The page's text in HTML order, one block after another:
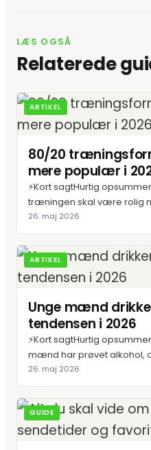
LÆS OGSÅ
Relaterede
ARTIKEL
80/20
mere populær i
⚡Kort sagtHurtig
træningen skal være rolig
26. maj 2026
ARTIKEL
Unge mænd
tendensen i 2026
⚡Kort sagtHurtig
mænd har prøvet alkohol,
26. maj 2026
GUIDE